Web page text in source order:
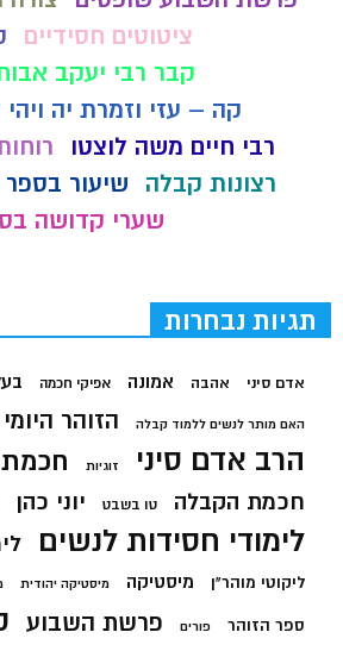
ציטוטים חסידיים
קבר רבי יעקב
קה – עזי וזמרת יה ויהי
רבי חיים משה לוצטו
רצונות קבלה
שיעור
שערי קדושה
תגיות נבחרות
אדם סיני אהבה אמונה אפיקי חכמה
האם מותר לנשים ללמוד קבלה הזוהר היומי
הרב אדם סיני זוגיות
חכמת הקבלה טו בשבט יוני כהן
לימודי חסידות לנשים
ליקוטי מוהר"ן מיסטיקה מיסטיקה יהודית
ספר הזוהר פורים פרשת השבוע